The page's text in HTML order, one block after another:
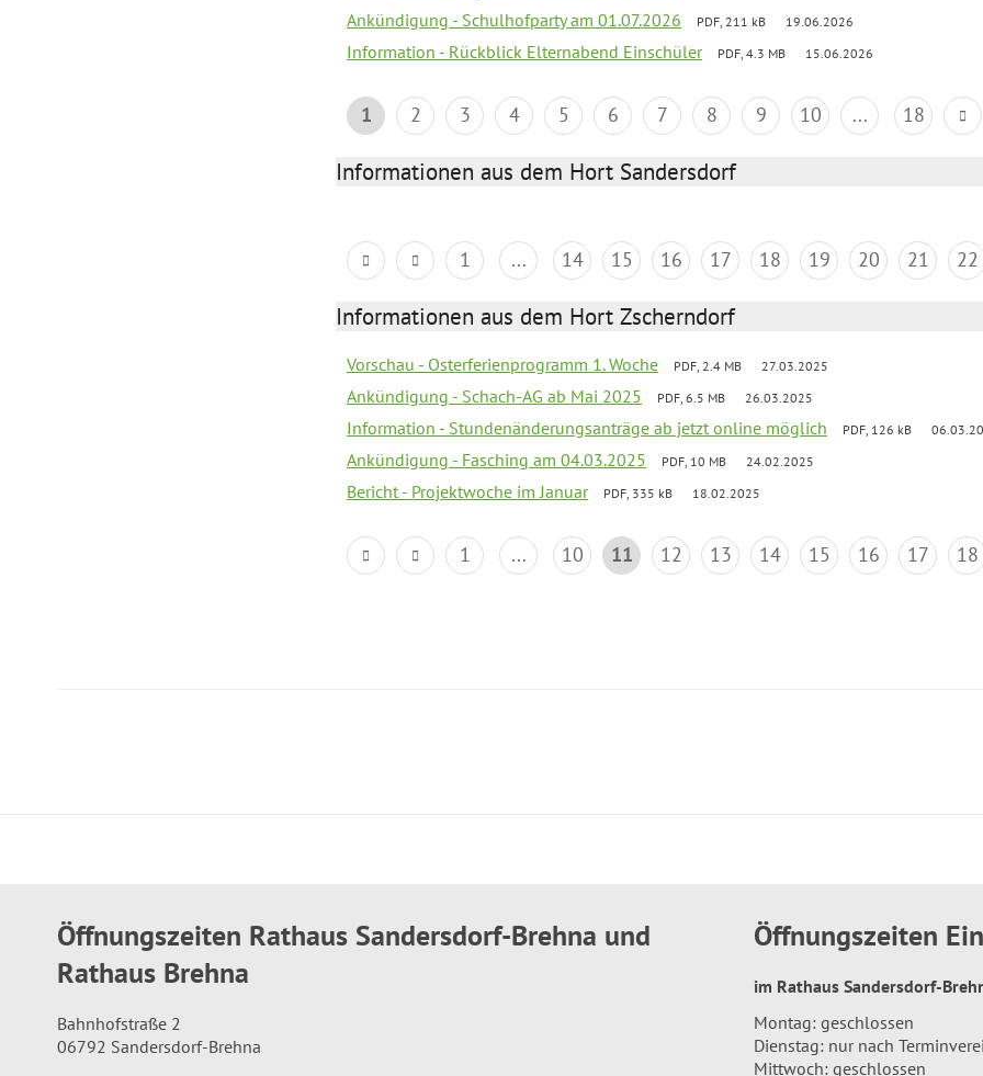
Ankündigung - Schulhofparty am 01.07.2026 PDF, 211 kB 19.06.2026
Information - Rückblick Elternabend Einschüler PDF, 4.3 MB 15.06.2026
1 2 3 4 5 6 7 8 9 10 ... 18
Informationen aus dem Hort Sandersdorf
1 ... 14 15 16 17 18 19 20 21 22
Informationen aus dem Hort Zscherndorf
Vorschau - Osterferienprogramm 1. Woche PDF, 2.4 MB 27.03.2025
Ankündigung - Schach-AG ab Mai 2025 PDF, 6.5 MB 26.03.2025
Information - Stundenänderungsanträge ab jetzt online möglich PDF, 126 kB
Ankündigung - Fasching am 04.03.2025 PDF, 10 MB 24.02.2025
Bericht - Projektwoche im Januar PDF, 335 kB 18.02.2025
1 ... 10 11 12 13 14 15 16 17 18
Öffnungszeiten Rathaus Sandersdorf-Brehna und
Rathaus Brehna
Bahnhofstraße 2
06792 Sandersdorf-Brehna
Öffnungszeiten
im Rathaus Sandersdorf-
Montag: geschlossen
Dienstag: nur nach
Mittwoch: geschlossen